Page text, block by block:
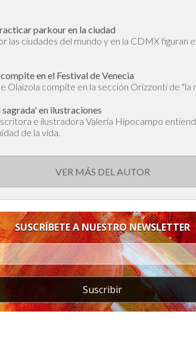
parkour en la ciudad
las ciudades del mundo y en la CDMX figuran
en el Festival de Venecia
Olaizola compite en la sección Orizzonti de "la
en ilustraciones
e ilustradora Valeria Hipocampo
de la vida.
VER MÁS DEL AUTOR
SUSCRÍBETE A NUESTRO NEWSLETTER
Suscribir